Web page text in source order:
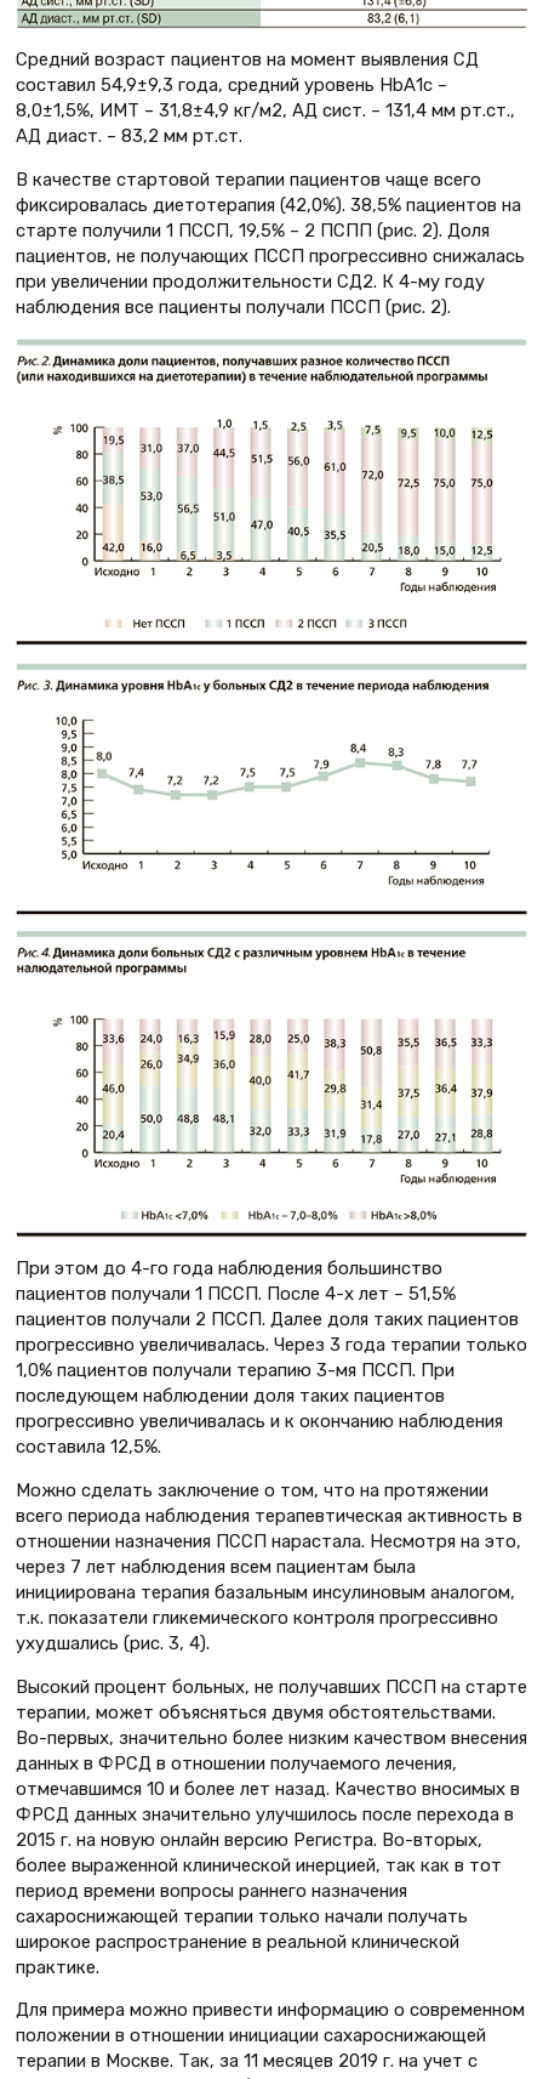
Средний возраст пациентов на момент выявления СД
составил 54,9±9,3 года, средний уровень НbА1с –
8,0±1,5%, ИМТ – 31,8±4,9 кг/м2, АД сист. – 131,4 мм рт.ст.,
АД диаст. – 83,2 мм рт.ст.
В качестве стартовой терапии пациентов чаще всего
фиксировалась диетотерапия (42,0%). 38,5% пациентов на
старте получили 1 ПССП, 19,5% – 2 ПСПП (рис. 2). Доля
пациентов, не получающих ПССП прогрессивно снижалась
при увеличении продолжительности СД2. К 4-му году
наблюдения все пациенты получали ПССП (рис. 2).
При этом до 4-го года наблюдения большинство
пациентов получали 1 ПССП. После 4-х лет – 51,5%
пациентов получали 2 ПССП. Далее доля таких пациентов
прогрессивно увеличивалась. Через 3 года терапии только
1,0% пациентов получали терапию 3-мя ПССП. При
последующем наблюдении доля таких пациентов
прогрессивно увеличивалась и к окончанию наблюдения
составила 12,5%.
Можно сделать заключение о том, что на протяжении
всего периода наблюдения терапевтическая активность в
отношении назначения ПССП нарастала. Несмотря на это,
через 7 лет наблюдения всем пациентам была
инициирована терапия базальным инсулиновым аналогом,
т.к. показатели гликемического контроля прогрессивно
ухудшались (рис. 3, 4).
Высокий процент больных, не получавших ПССП на старте
терапии, может объясняться двумя обстоятельствами.
Во-первых, значительно более низким качеством внесения
данных в ФРСД в отношении получаемого лечения,
отмечавшимся 10 и более лет назад. Качество вносимых в
ФРСД данных значительно улучшилось после перехода в
2015 г. на новую онлайн версию Регистра. Во-вторых,
более выраженной клинической инерцией, так как в тот
период времени вопросы раннего назначения
сахароснижающей терапии только начали получать
широкое распространение в реальной клинической
практике.
Для примера можно привести информацию о современном
положении в отношении инициации сахароснижающей
терапии в Москве. Так, за 11 месяцев 2019 г. на учет с